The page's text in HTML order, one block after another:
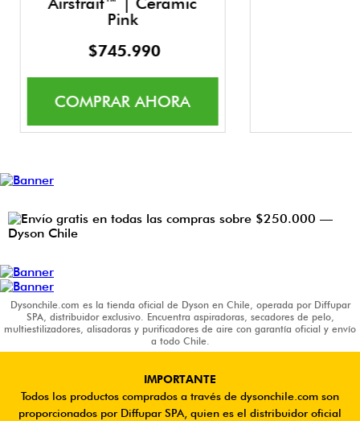
Pink
$745.990
COMPRAR AHORA
Purifica, calienta y refresca
Ver producto
Dyson V12 Detect Slim
Compacta, poderosa y fácil de maniobrar. Limpieza
Ver Aspiradoras
Dyson Corrale
Estilizado potente con menos daño. Placas flexibles
Ver producto Ver más Productos
Dysonchile.com es la tienda oficial de Dyson en Chile, operada por Diffupar
SPA, distribuidor exclusivo. Encuentra aspiradoras, secadores de pelo,
multiestilizadores, alisadoras y purificadores de aire con garantía oficial y envío
a todo Chile.
IMPORTANTE
Todos los productos comprados a través de dysonchile.com son
proporcionados por Diffupar SPA, quien es el distribuidor oficial